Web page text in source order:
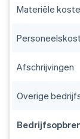
Materiële
Afschrijvingen
Overige